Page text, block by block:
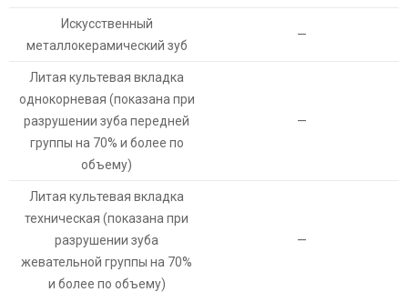
Искусственный
металлокерамический зуб
—
Литая культевая вкладка
однокорневая (показана при
разрушении зуба передней
группы на 70% и более по
объему)
—
Литая культевая вкладка
техническая (показана при
разрушении зуба
жевательной группы на 70%
и более по объему)
—